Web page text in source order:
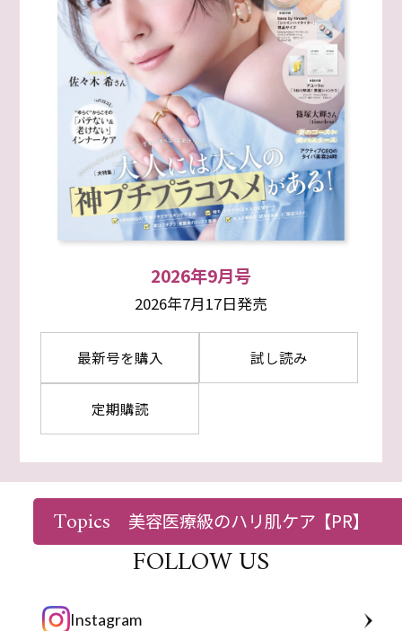
2026年9月号
2026年7月17日発売
最新号を購入 試し読み
定期購読
FOLLOW US
Instagram
Topics 美容医療級のハリ肌ケア【PR】